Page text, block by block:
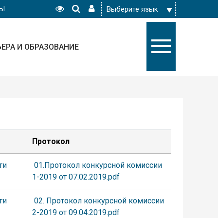
И ОБРАЗОВАНИЕ
Протокол
01.Протокол конкурсной комиссии
1-2019 от 07.02.2019.pdf
02. Протокол конкурсной комиссии
2-2019 от 09.04.2019.pdf